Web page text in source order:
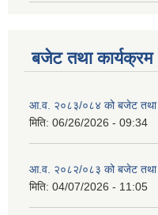
बजेट तथा कार्यक्रम
आ.व. २०८३/०८४ को बजेट तथा
मिति: 06/26/2026 - 09:34
आ.व. २०८२/०८३ को बजेट तथा
मिति: 04/07/2026 - 11:05